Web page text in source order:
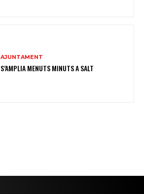
AJUNTAMENT
S’AMPLIA MENUTS MINUTS A SALT